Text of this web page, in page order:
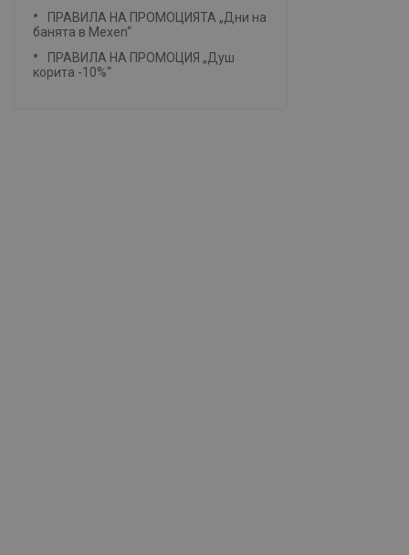
ПРАВИЛА НА ПРОМОЦИЯТА „Дни на
банята в Mexen“
ПРАВИЛА НА ПРОМОЦИЯ „Душ
корита -10%“